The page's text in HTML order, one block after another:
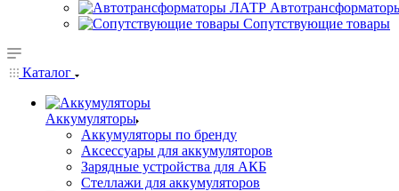
Сопутствующие товары
Каталог
Аккумуляторы
Аккумуляторы по бренду
Аксессуары для аккумуляторов
Зарядные устройства для АКБ
Стеллажи для аккумуляторов